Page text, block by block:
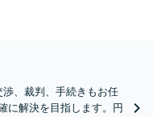
渉、裁判、手続きもお任
に解決を目指します。円